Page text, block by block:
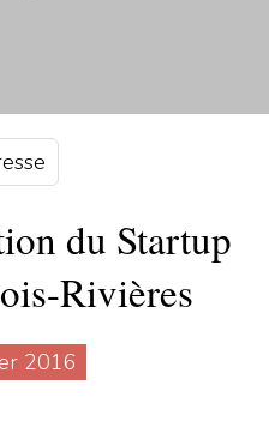
du Startup
Rivières
2016